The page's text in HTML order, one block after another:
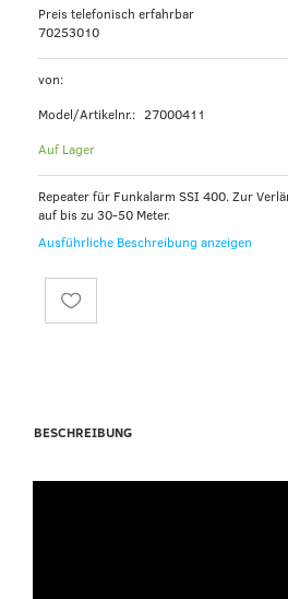
Preis telefonisch erfahrbar
70253010
von:
Model/Artikelnr.: 27000411
Auf Lager
Repeater für Funkalarm SSI 400. Zur
auf bis zu 30-50 Meter.
Ausführliche Beschreibung anzeigen
BESCHREIBUNG